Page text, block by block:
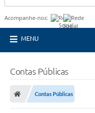
Acompanhe-nos:
MENU
Contas Públicas
Contas Públicas